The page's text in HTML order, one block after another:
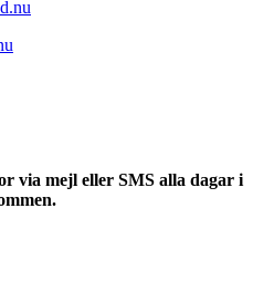
via mejl eller SMS alla dagar i